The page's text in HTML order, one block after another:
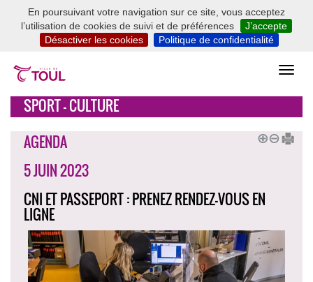
En poursuivant votre navigation sur ce site, vous acceptez
l’utilisation de cookies de suivi et de préférences
J’accepte
Désactiver les cookies
Politique de confidentialité
SPORT - CULTURE
AGENDA
5 JUIN 2023
CNI ET PASSEPORT : PRENEZ RENDEZ-VOUS EN
LIGNE